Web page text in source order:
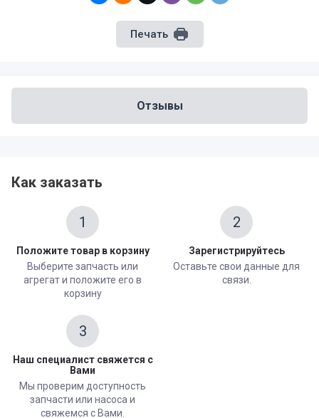
Печать
Отзывы
Как заказать
1
Положите товар в корзину
Выберите запчасть или
агрегат и положите его в
корзину
2
Зарегистрируйтесь
Оставьте свои данные для
связи.
3
Наш специалист свяжется с
Вами
Мы проверим доступность
запчасти или насоса и
свяжемся с Вами.